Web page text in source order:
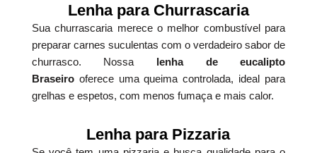
Lenha para Churrascaria
Sua churrascaria merece o melhor combustível para
preparar carnes suculentas com o verdadeiro sabor de
churrasco. Nossa lenha de eucalipto
Braseirooferece uma queima controlada, ideal para
grelhas e espetos, com menos fumaça e mais calor.
Lenha para Pizzaria